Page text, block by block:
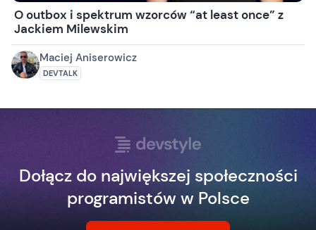
O outbox i spektrum wzorców “at least once” z
Jackiem Milewskim
Maciej Aniserowicz
DEVTALK
Dołącz do największej społeczności
programistów w Polsce